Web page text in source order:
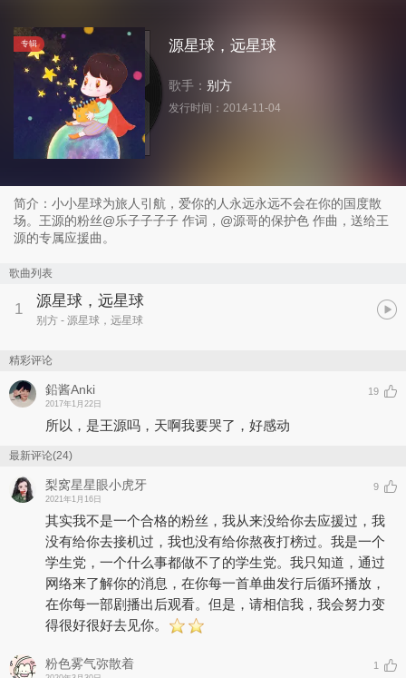
专辑 源星球，远星球
歌手： 别方
发行时间： 2014-11-04
简介：小小星球为旅人引航，爱你的人永远永远不会在你的国度散
场。王源的粉丝@乐子子子子 作词，@源哥的保护色 作曲，送给王
源的专属应援曲。
歌曲列表
1 源星球，远星球
别方 - 源星球，远星球
精彩评论
鉛酱Anki
2017年1月22日
19
所以，是王源吗，天啊我要哭了，好感动
最新评论(24)
梨窝星星眼小虎牙
2021年1月16日
9
其实我不是一个合格的粉丝，我从来没给你去应援过，我
没有给你去接机过，我也没有给你熬夜打榜过。我是一个
学生党，一个什么事都做不了的学生党。我只知道，通过
网络来了解你的消息，在你每一首单曲发行后循环播放，
在你每一部剧播出后观看。但是，请相信我，我会努力变
得很好很好去见你。
粉色雾气弥散着 1